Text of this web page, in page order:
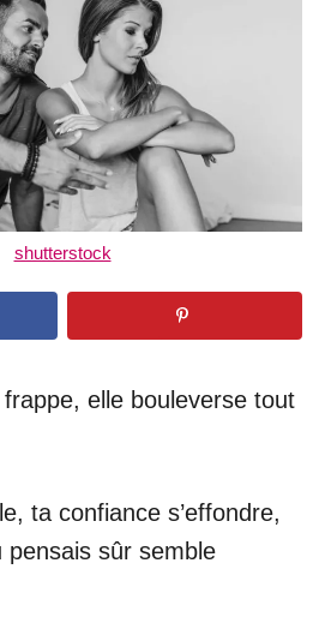
shutterstock
frappe, elle bouleverse tout
ta confiance s’effondre,
pensais sûr semble